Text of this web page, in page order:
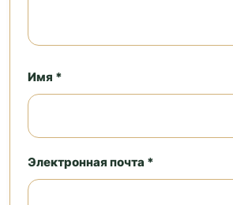
Имя *
Электронная почта *